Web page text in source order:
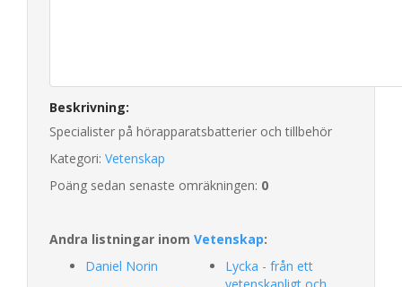
Beskrivning:
Specialister på hörapparatsbatterier och tillbehör
Kategori: Vetenskap
Poäng sedan senaste omräkningen: 0
Andra listningar inom Vetenskap:
Daniel Norin
Lycka - från ett